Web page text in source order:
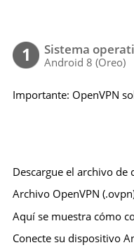
1 Sistema
Android 8 (Oreo)
Importante: OpenVPN
Descargue el archivo
Archivo OpenVPN
Aquí se muestra cómo
Conecte su dispositivo